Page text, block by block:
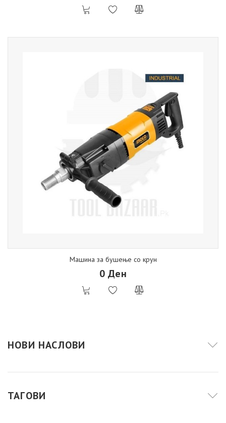
Машина за бушење со крун
0 Ден
НОВИ НАСЛОВИ
ТАГОВИ